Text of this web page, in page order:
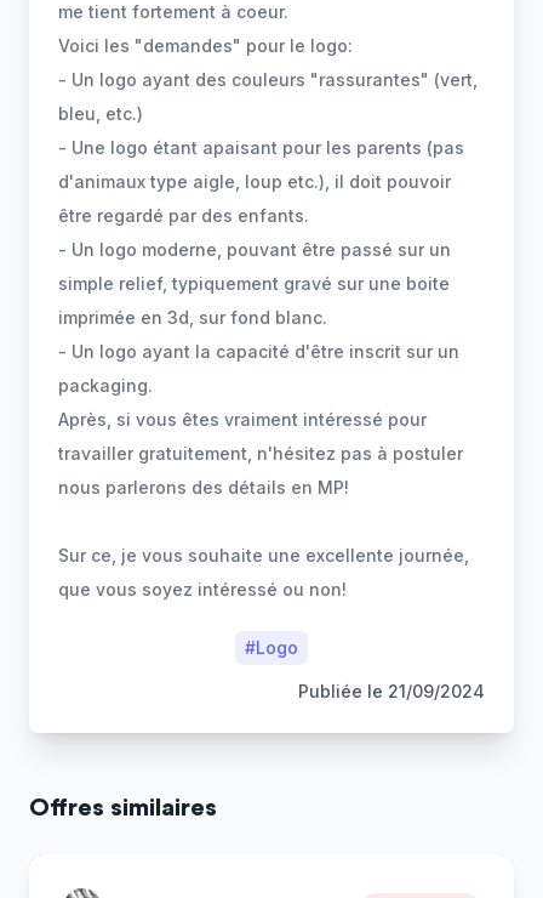
me tient fortement à coeur.
Voici les "demandes" pour le logo:
- Un logo ayant des couleurs "rassurantes" (vert,
bleu, etc.)
- Une logo étant apaisant pour les parents (pas
d'animaux type aigle, loup etc.), il doit pouvoir
être regardé par des enfants.
- Un logo moderne, pouvant être passé sur un
simple relief, typiquement gravé sur une boite
imprimée en 3d, sur fond blanc.
- Un logo ayant la capacité d'être inscrit sur un
packaging.
Après, si vous êtes vraiment intéressé pour
travailler gratuitement, n'hésitez pas à postuler
nous parlerons des détails en MP!
Sur ce, je vous souhaite une excellente journée,
que vous soyez intéressé ou non!
#Logo
Publiée le 21/09/2024
Offres similaires